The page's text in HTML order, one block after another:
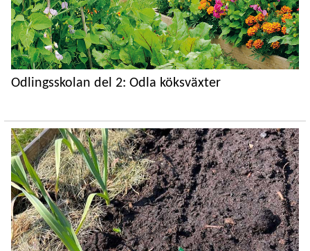
Odlingsskolan del 2: Odla köksväxter